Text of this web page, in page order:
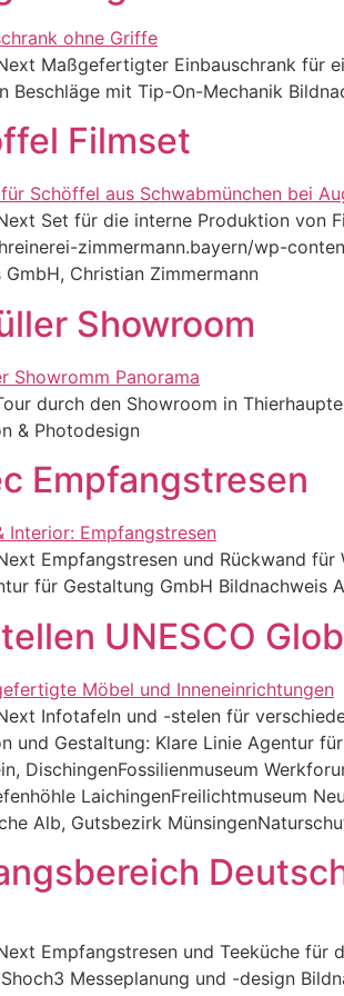
Maßgefertigter Einbauschrank für
Beschläge mit Tip-On-Mechanik
Filmset
Set für die interne Produktion von
zimmermann.bayern/wp-
GmbH, Christian Zimmermann
Showroom
durch den Showroom in
& Photodesign
Empfangstresen
Empfangstresen und Rückwand
für Gestaltung GmbH Bildnachweis
UNESCO
Infotafeln und -stelen für
und Gestaltung: Klare Linie Agentur
DischingenFossilienmuseum
LaichingenFreilichtmuseum
Alb, Gutsbezirk
Empfangstresen und Teeküche für
Messeplanung und -design